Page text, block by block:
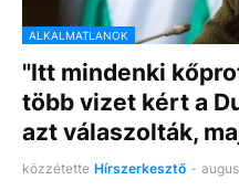
ALKALMATLANOK
"Itt mindenki
több vizet kért a
azt válaszolták,
közzétette Hírszerkesztő -